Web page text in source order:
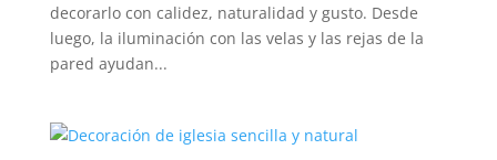
decorarlo con calidez, naturalidad y gusto. Desde
luego, la iluminación con las velas y las rejas de la
pared ayudan...